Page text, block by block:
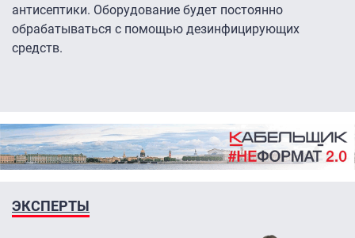
антисептики. Оборудование будет постоянно
обрабатываться с помощью дезинфицирующих
средств.
ЭКСПЕРТЫ